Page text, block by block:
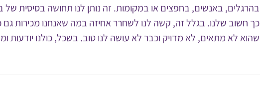
בהרגלים, באנשים, בחפצים או במקומות. זה נותן לנו תחושה בסיסית של
כך חשוב שלנו. בגלל זה, קשה לנו לשחרר אחיזה במה שאנחנו מכירות גם
שהוא לא מתאים, לא מדויק וכבר לא עושה לנו טוב. בשכל, כולנו יודעות